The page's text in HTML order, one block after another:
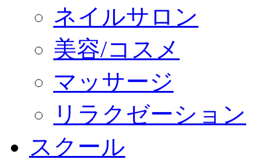
ネイルサロン
美容/コスメ
マッサージ
リラクゼーション
スクール